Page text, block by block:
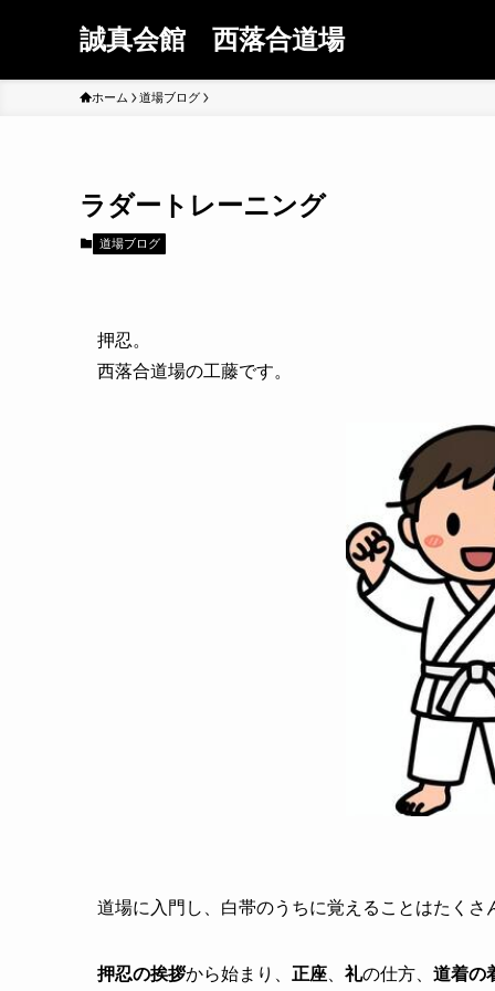
誠真会館 西落合道場
ホーム 道場ブログ
ラダートレーニング
道場ブログ
押忍。
西落合道場の工藤です。
道場に入門し、白帯のうちに覚えることはたくさ
押忍の挨拶から始まり、 正座 礼の仕方、 道着の